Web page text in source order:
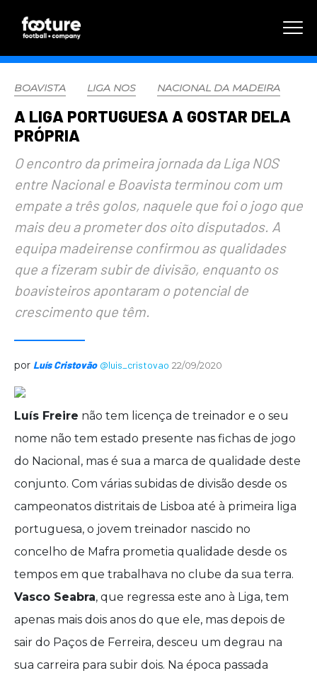
BOAVISTA LIGA NOS NACIONAL DA MADEIRA
A LIGA PORTUGUESA A GOSTAR DELA
PRÓPRIA
O encontro da primeira jornada da Liga NOS
entre Nacional e Boavista terminou com um
empate a três golos, naquele que foi o jogo que
mais deu a prometer dos oito disputados. A
equipa madeirense confirmou as qualidades
que a fizeram subir de divisão, enquanto os
boavisteiros apontaram o potencial de
crescimento que têm.
por Luís Cristovão @luis_cristovao 22/09/2020
Luís Freire não tem licença de treinador e o seu
nome não tem estado presente nas fichas de jogo
do Nacional, mas é sua a marca de qualidade deste
conjunto. Com várias subidas de divisão desde os
campeonatos distritais de Lisboa até à primeira liga
portuguesa, o jovem treinador nascido no
concelho de Mafra prometia qualidade desde os
tempos em que trabalhava no clube da sua terra.
Vasco Seabra, que regressa este ano à Liga, tem
apenas mais dois anos do que ele, mas depois de
sair do Paços de Ferreira, desceu um degrau na
sua carreira para subir dois. Na época passada